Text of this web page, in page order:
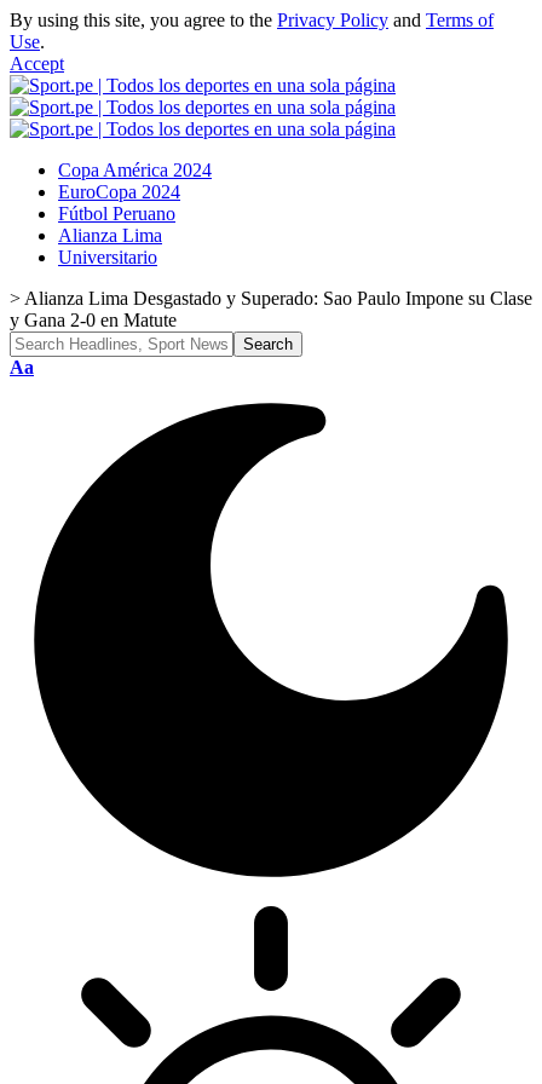
By using this site, you agree to the Privacy Policy and Terms of
Use.
Accept
Copa América 2024
EuroCopa 2024
Fútbol Peruano
Alianza Lima
Universitario
> Alianza Lima Desgastado y Superado: Sao Paulo Impone su Clase
y Gana 2-0 en Matute
Font
Aa